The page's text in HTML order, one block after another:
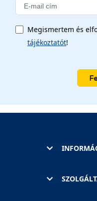
Megismertem és
tájékoztatót!